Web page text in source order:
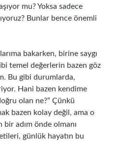
mu? Yoksa sadece
Bunlar bence önemli
bakarken, birine saygı
temel değerlerin bazen göz
Bu gibi durumlarda,
Hani bazen kendime
olan ne?” Çünkü
bazen kolay değil, ama o
adım önde olmanı
günlük hayatın bu